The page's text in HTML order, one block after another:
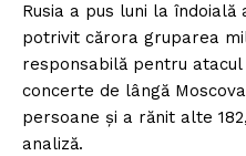
Rusia a pus luni la
potrivit cărora gruparea
responsabilă pentru
concerte de lângă
persoane și a rănit alte
analiză.